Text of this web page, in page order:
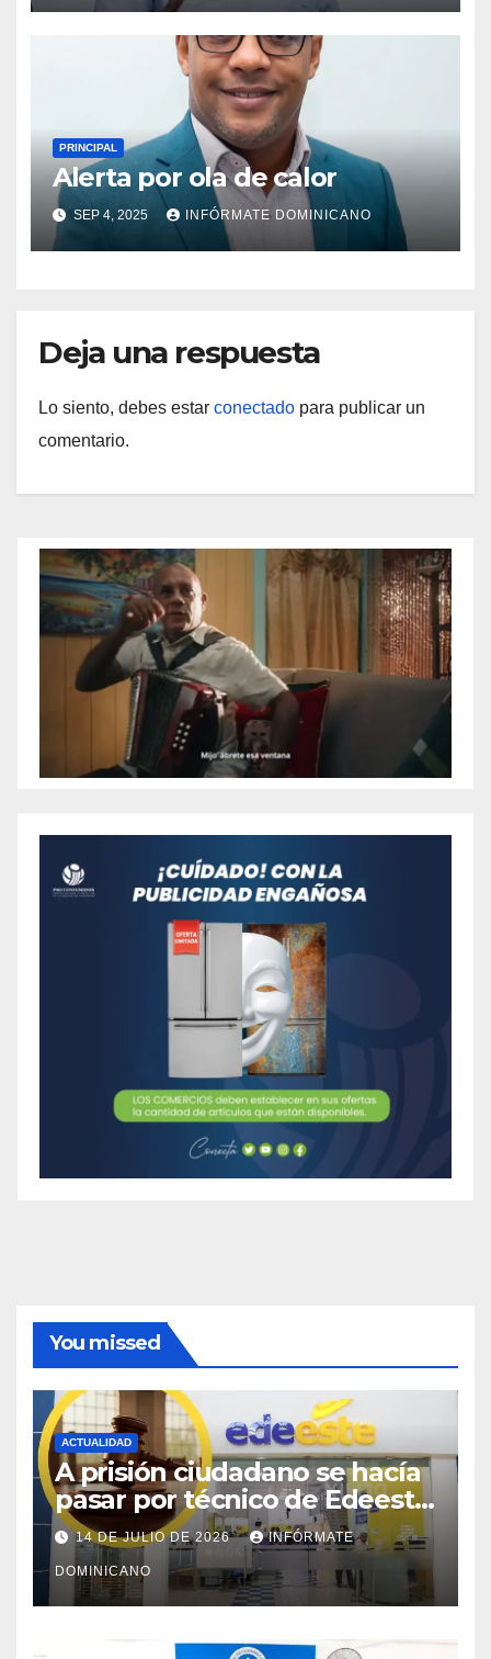
región Sur
PRINCIPAL
Alerta por ola de calor
SEP 4, 2025 INFÓRMATE DOMINICANO
Deja una respuesta
Lo siento, debes estar conectado para publicar un
comentario.
You missed
ACTUALIDAD
A prisión ciudadano se hacía
pasar por técnico de Edeeste
para estafar a dueños de
comercios
14 DE JULIO DE 2026 INFÓRMATE
DOMINICANO